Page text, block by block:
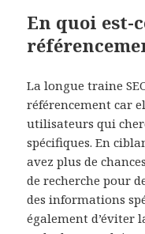
En quoi est-
La longue traine
référencement car
utilisateurs qui
spécifiques. En
avez plus de
de recherche pour
des informations
également d’éviter